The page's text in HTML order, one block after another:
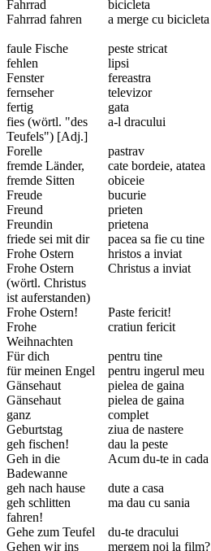
Fahrrad
bicicleta
Fahrrad fahren
a merge cu bicicleta
faule Fische peste stricat
fehlen
lipsi
Fenster
fereastra
fernseher
televizor
fertig
gata
fies (wörtl. "des
Teufels") [Adj.]
a-l dracului
Forelle pastrav
fremde Länder,
fremde Sitten
cate bordeie, atatea
obiceie
Freude bucurie
Freund
prieten
Freundin
prietena
friede sei mit dir
pacea sa fie cu tine
Frohe Ostern
hristos a inviat
Frohe Ostern
(wörtl. Christus
ist auferstanden)
Christus a inviat
Frohe Ostern! Paste fericit!
Frohe
Weihnachten
cratiun fericit
Für dich pentru tine
für meinen Engel
pentru ingerul meu
Gänsehaut
pielea de gaina
Gänsehaut
pielea de gaina
ganz
complet
Geburtstag
ziua de nastere
geh fischen!
dau la peste
Geh in die
Badewanne
Acum du-te in cada
geh nach hause dute a casa
geh schlitten
fahren!
ma dau cu sania
Gehe zum Teufel du-te dracului
Gehen wir ins
mergem noi la film?